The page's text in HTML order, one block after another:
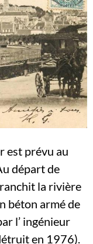
est prévu au
départ de
la rivière
béton armé de
l’ ingénieur
en 1976).